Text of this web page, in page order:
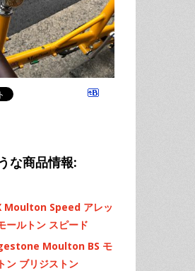
な商品情報:
Moulton Speed アレッ
ールトン スピード
Moulton BS モ
ン ブリジストン